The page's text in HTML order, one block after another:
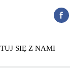
SIĘ Z NAMI